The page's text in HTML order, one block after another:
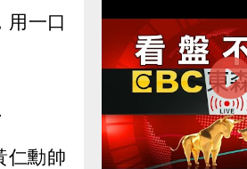
用一口
仁勳帥